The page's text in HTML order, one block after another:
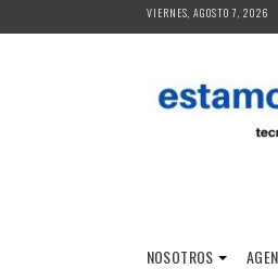
al
VIERNES, AGOSTO 7, 2026
NOSOTROS